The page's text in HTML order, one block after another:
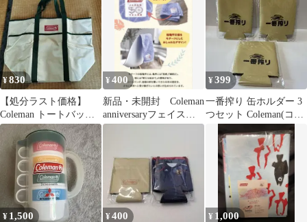
¥830
【処分ラスト価格】
Coleman トートバッグ
ベージュ キャンバス
¥400
新品・未開封 Coleman
anniversaryフェイスタ
オル／非売品
¥399
一番搾り 缶ホルダー 3
つセット Coleman(コー
¥ 1,500 ¥400 ¥ 1,000